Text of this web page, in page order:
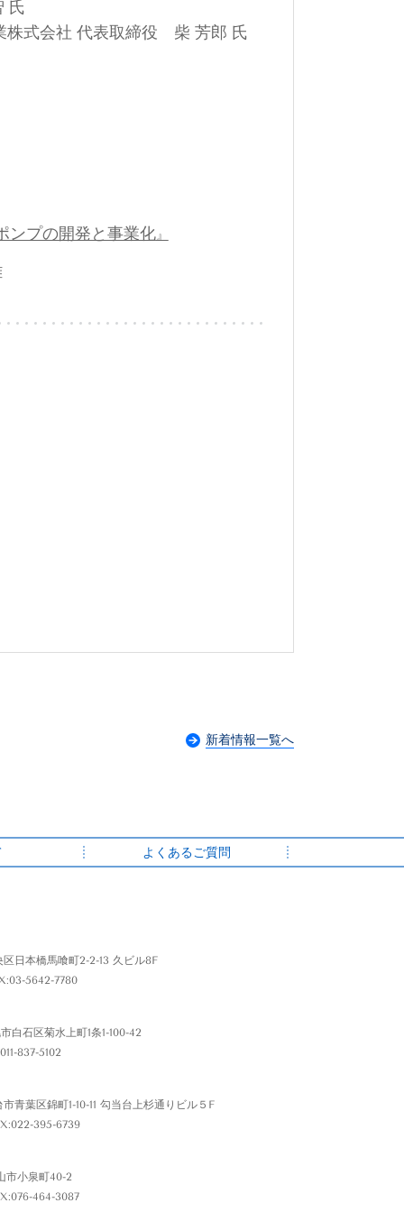
氏
会社 代表取締役 柴 芳郎 氏
ンプの開発と事業化』
新着情報一覧へ
よくあるご質問
日本橋馬喰町2-2-13 久ビル8F
5642-7780
白石区菊水上町1条1-100-42
837-5102
青葉区錦町1-10-11 勾当台上杉通りビル５F
395-6739
小泉町40-2
464-3087